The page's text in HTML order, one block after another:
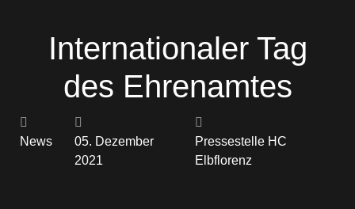
Internationaler Tag
des Ehrenamtes
News
05. Dezember
2021
Pressestelle HC
Elbflorenz